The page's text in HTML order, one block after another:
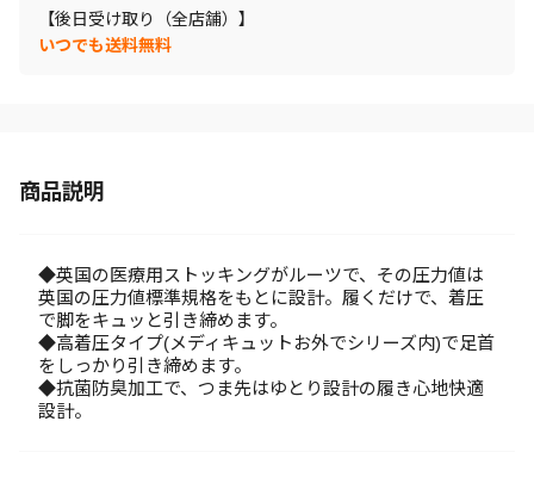
【後日受け取り（全店舗）】
いつでも送料無料
商品説明
◆英国の医療用ストッキングがルーツで、その圧力値は
英国の圧力値標準規格をもとに設計。履くだけで、着圧
で脚をキュッと引き締めます。
◆高着圧タイプ(メディキュットお外でシリーズ内)で足首
をしっかり引き締めます。
◆抗菌防臭加工で、つま先はゆとり設計の履き心地快適
設計。